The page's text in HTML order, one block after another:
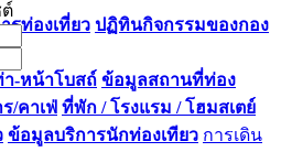
ต์
รท่องเที่ยว ปฏิทินกิจกรรมของกอง
-หน้าโบสถ์ ข้อมูลสถานที่ท่อง
/คาเฟ่ ที่พัก / โรงแรม / โฮมสเตย์
ข้อมูลบริการนักท่องเทียว การเดิน